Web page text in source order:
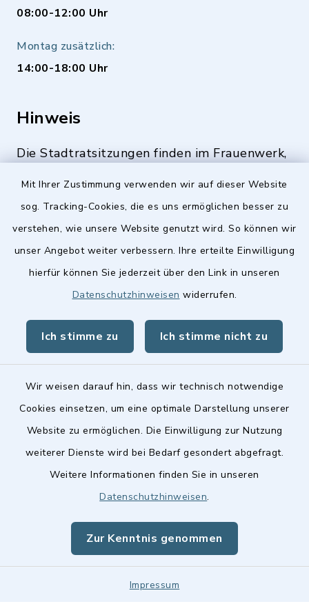
Mit Ihrer Zustimmung verwenden wir auf dieser Website
sog. Tracking-Cookies, die es uns ermöglichen besser zu
verstehen, wie unsere Website genutzt wird. So können wir
unser Angebot weiter verbessern. Ihre erteilte Einwilligung
hierfür können Sie jederzeit über den Link in unseren
Datenschutzhinweisen widerrufen.
Ich stimme zu Ich stimme nicht zu
Wir weisen darauf hin, dass wir technisch notwendige
Cookies einsetzen, um eine optimale Darstellung unserer
Website zu ermöglichen. Die Einwilligung zur Nutzung
weiterer Dienste wird bei Bedarf gesondert abgefragt.
Weitere Informationen finden Sie in unseren
Datenschutzhinweisen.
Zur Kenntnis genommen
Impressum
08:00-12:00 Uhr
Montag zusätzlich:
14:00-18:00 Uhr
Hinweis
Die Stadtratsitzungen finden im Frauenwerk,
Quicklinks
Stellenangebote
Landkreis Fürth
Barrierefreiheit
Impressum
Sitemap